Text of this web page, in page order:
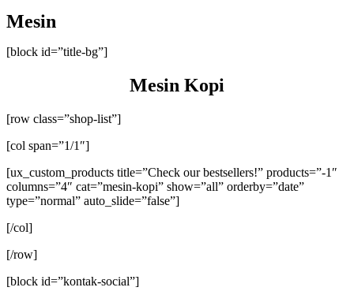
Mesin
[block id=”title-bg”]
Mesin Kopi
[row class=”shop-list”]
[col span=”1/1″]
[ux_custom_products title=”Check our bestsellers!” products=”-1″
columns=”4″ cat=”mesin-kopi” show=”all” orderby=”date”
type=”normal” auto_slide=”false”]
[/col]
[/row]
[block id=”kontak-social”]